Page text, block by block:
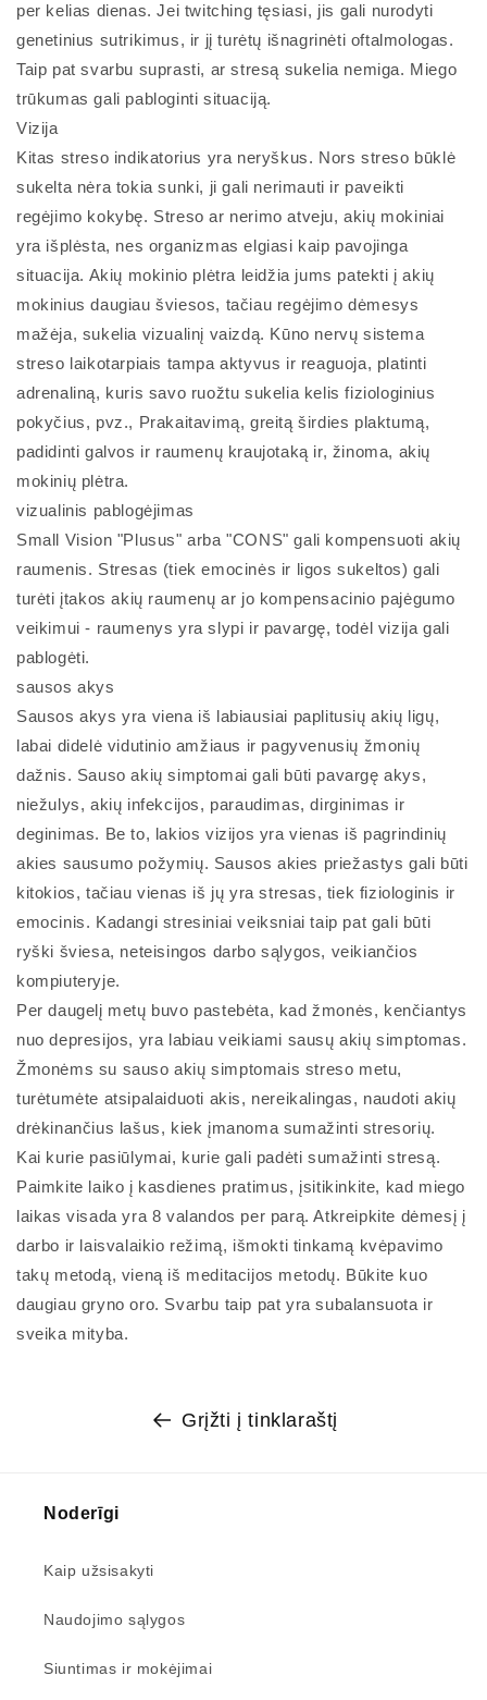
per kelias dienas. Jei twitching tęsiasi, jis gali nurodyti
genetinius sutrikimus, ir jį turėtų išnagrinėti oftalmologas.
Taip pat svarbu suprasti, ar stresą sukelia nemiga. Miego
trūkumas gali pabloginti situaciją.
Vizija
Kitas streso indikatorius yra neryškus. Nors streso būklė
sukelta nėra tokia sunki, ji gali nerimauti ir paveikti
regėjimo kokybę. Streso ar nerimo atveju, akių mokiniai
yra išplėsta, nes organizmas elgiasi kaip pavojinga
situacija. Akių mokinio plėtra leidžia jums patekti į akių
mokinius daugiau šviesos, tačiau regėjimo dėmesys
mažėja, sukelia vizualinį vaizdą. Kūno nervų sistema
streso laikotarpiais tampa aktyvus ir reaguoja, platinti
adrenaliną, kuris savo ruožtu sukelia kelis fiziologinius
pokyčius, pvz., Prakaitavimą, greitą širdies plaktumą,
padidinti galvos ir raumenų kraujotaką ir, žinoma, akių
mokinių plėtra.
vizualinis pablogėjimas
Small Vision "Plusus" arba "CONS" gali kompensuoti akių
raumenis. Stresas (tiek emocinės ir ligos sukeltos) gali
turėti įtakos akių raumenų ar jo kompensacinio pajėgumo
veikimui - raumenys yra slypi ir pavargę, todėl vizija gali
pablogėti.
sausos akys
Sausos akys yra viena iš labiausiai paplitusių akių ligų,
labai didelė vidutinio amžiaus ir pagyvenusių žmonių
dažnis. Sauso akių simptomai gali būti pavargę akys,
niežulys, akių infekcijos, paraudimas, dirginimas ir
deginimas. Be to, lakios vizijos yra vienas iš pagrindinių
akies sausumo požymių. Sausos akies priežastys gali būti
kitokios, tačiau vienas iš jų yra stresas, tiek fiziologinis ir
emocinis. Kadangi stresiniai veiksniai taip pat gali būti
ryški šviesa, neteisingos darbo sąlygos, veikiančios
kompiuteryje.
Per daugelį metų buvo pastebėta, kad žmonės, kenčiantys
nuo depresijos, yra labiau veikiami sausų akių simptomas.
Žmonėms su sauso akių simptomais streso metu,
turėtumėte atsipalaiduoti akis, nereikalingas, naudoti akių
drėkinančius lašus, kiek įmanoma sumažinti stresorių.
Kai kurie pasiūlymai, kurie gali padėti sumažinti stresą.
Paimkite laiko į kasdienes pratimus, įsitikinkite, kad miego
laikas visada yra 8 valandos per parą. Atkreipkite dėmesį į
darbo ir laisvalaikio režimą, išmokti tinkamą kvėpavimo
takų metodą, vieną iš meditacijos metodų. Būkite kuo
daugiau gryno oro. Svarbu taip pat yra subalansuota ir
sveika mityba.
Grįžti į tinklaraštį
Noderīgi
Kaip užsisakyti
Naudojimo sąlygos
Siuntimas ir mokėjimai